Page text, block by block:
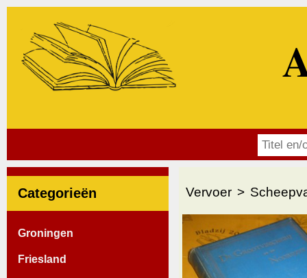
Categorieën
Groningen
Friesland
Vervoer